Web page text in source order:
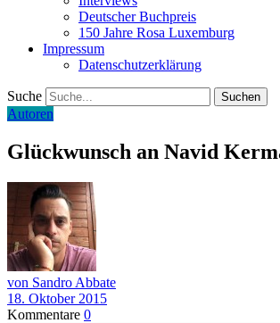
Deutscher Buchpreis
150 Jahre Rosa Luxemburg
Impressum
Datenschutzerklärung
Suche
Autoren
Glückwunsch an Navid
von Sandro Abbate
18. Oktober 2015
Kommentare 0